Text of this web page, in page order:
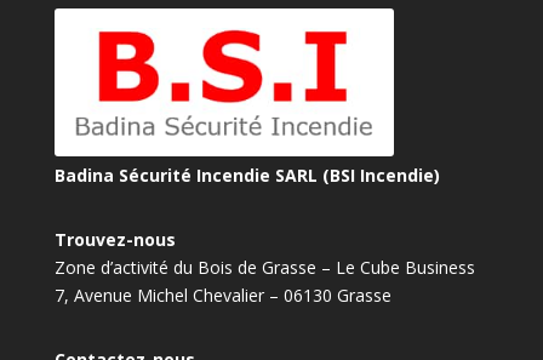
Badina Sécurité Incendie SARL (BSI Incendie)
Trouvez-nous
Zone d’activité du Bois de Grasse – Le Cube Business
7, Avenue Michel Chevalier – 06130 Grasse